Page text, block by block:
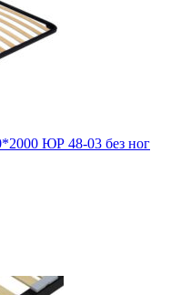
ЮР 48-03 без ног